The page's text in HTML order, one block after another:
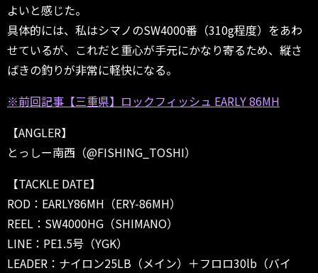
よいと感じた。
具体的には、私はシマノのSW4000番（310g程度）をあわ
せているが、これだと重心が手元にかなり寄るため、縦さ
ばきの釣りが非常に軽快になる。
※前回記事 【三重県】ロックフィッシュ EARLY 86MH
【ANGLER】
とっしー南西（@FISHING_TOSHI）
【TACKLE DATE】
ROD：EARLY86MH（ERY-86MH）
REEL：SW4000HG（SHIMANO）
LINE：PE1.5号（YGK）
LEADER：ナイロン25LB（メイン）＋フロロ30lb（バイ